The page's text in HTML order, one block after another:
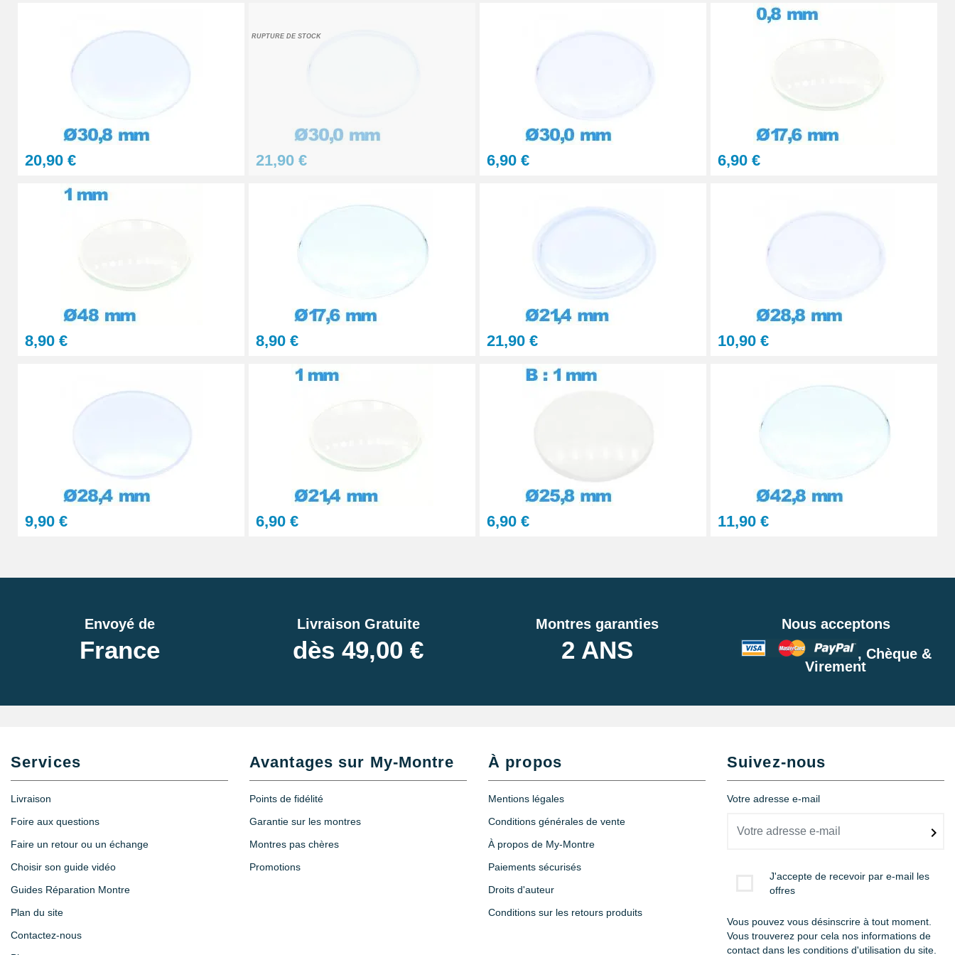
PolyWatch anti rayure verre minéral
Presse Boitier Montre Verre
60,90 €
Ajouter au panier
Pince pour Changer un Verre de Montre
20,90 €
RUPTURE DE STOCK
21,90 € 6,90 € 6,90 €
8,90 € 8,90 € 21,90 € 10,90 €
9,90 € 6,90 € 6,90 € 11,90 €
Envoyé de
France
Livraison Gratuite
dès 49,00 €
Montres garanties
2 ANS
Nous acceptons
, Chèque &
Virement
Services
Livraison
Foire aux questions
Faire un retour ou un échange
Choisir son guide vidéo
Guides Réparation Montre
Plan du site
Contactez-nous
Avantages sur My-Montre
Points de fidélité
Garantie sur les montres
Montres pas chères
Promotions
À propos
Mentions légales
Conditions générales de vente
À propos de My-Montre
Paiements sécurisés
Droits d'auteur
Conditions sur les retours produits
Suivez-nous
Votre adresse e-mail
J'accepte de recevoir par e-mail les
offres
Vous pouvez vous désinscrire à tout moment.
Vous trouverez pour cela nos informations de
contact dans les conditions d'utilisation du site.